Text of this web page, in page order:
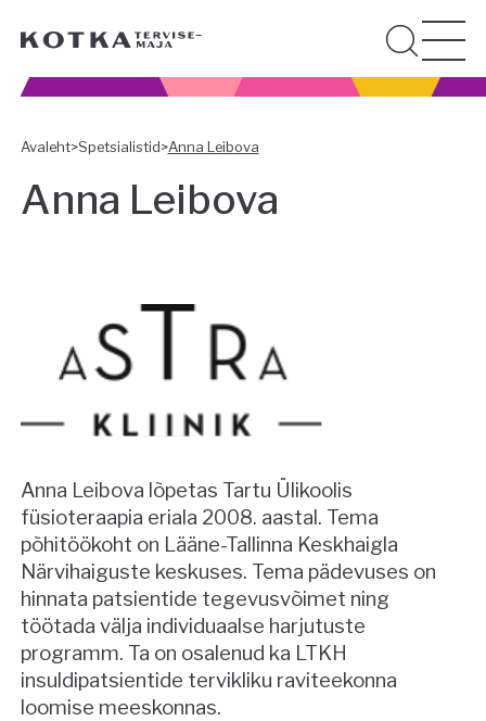
Avaleht>Spetsialistid>Anna Leibova
Anna Leibova
Anna Leibova lõpetas Tartu Ülikoolis
füsioteraapia eriala 2008. aastal. Tema
põhitöökoht on Lääne-Tallinna Keskhaigla
Närvihaiguste keskuses. Tema pädevuses on
hinnata patsientide tegevusvõimet ning
töötada välja individuaalse harjutuste
programm. Ta on osalenud ka LTKH
insuldipatsientide tervikliku raviteekonna
loomise meeskonnas.